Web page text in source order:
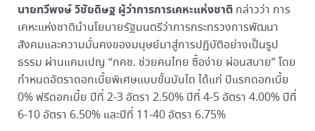
นายทวีพงษ์ วิชัยดิษฐ ผู้ว่าการการเคหะแห่งชาติกล่าวว่า การ
เคหะแห่งชาตินำนโยบายรัฐมนตรีว่าการกระทรวงการพัฒนา
สังคมและความมั่นคงของมนุษย์มาสู่การปฏิบัติอย่างเป็นรูป
ธรรม ผ่านแคมเปญ “กคช. ช่วยคนไทย ซื้อง่าย ผ่อนสบาย” โดย
กำหนดอัตราดอกเบี้ยพิเศษแบบขั้นบันได ได้แก่ ปีแรกดอกเบี้ย
0% ฟรีดอกเบี้ย ปีที่ 2-3 อัตรา 2.50% ปีที่ 4-5 อัตรา 4.00% ปีที่
6-10 อัตรา 6.50% และปีที่ 11-40 อัตรา 6.75%